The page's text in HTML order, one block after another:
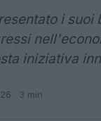
i
iniziativa
· 3 min